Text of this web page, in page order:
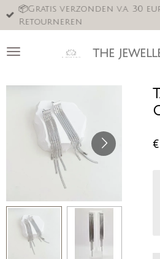
Ga
direct
de
the
📦Gratis verzonden v.a. 30
Retourneren